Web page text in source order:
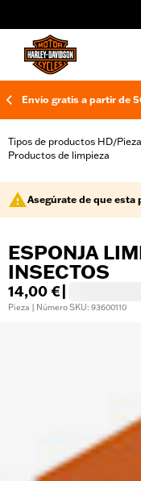
Envío gratis a partir de
Tipos de productos HD/
Productos de limpieza
Asegúrate de que esta
ESPONJA
INSECTOS
14,00 €
Pieza | Número SKU: 93600110